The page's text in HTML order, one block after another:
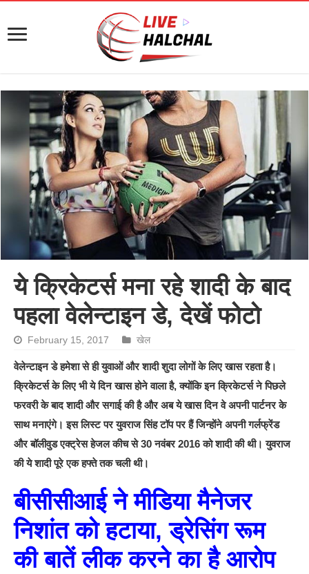
ये क्रिकेटर्स मना रहे शादी के बाद
पहला वेलेन्टाइन डे, देखें फोटो
February 15, 2017 खेल
वेलेन्टाइन डे हमेशा से ही युवाओं और शादी शुदा लोगों के लिए खास रहता है।
क्रिकेटर्स के लिए भी ये दिन खास होने वाला है, क्योंकि इन क्रिकेटर्स ने पिछले
फरवरी के बाद शादी और सगाई की है और अब ये खास दिन वे अपनी पार्टनर के
साथ मनाएंगे। इस लिस्ट पर युवराज सिंह टॉप पर हैं जिन्होंने अपनी गर्लफ्रेंड
और बॉलीवुड एक्ट्रेस हेजल कीच से 30 नवंबर 2016 को शादी की थी। युवराज
की ये शादी पूरे एक हफ्ते तक चली थी।
बीसीसीआई ने मीडिया मैनेजर
निशांत को हटाया, ड्रेसिंग रूम
की बातें लीक करने का है आरोप